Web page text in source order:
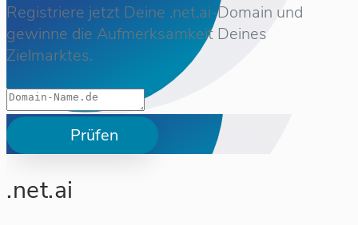
Registriere jetzt Deine .net.ai-Domain und
gewinne die Aufmerksamkeit Deines
Zielmarktes.
Prüfen
.net.ai